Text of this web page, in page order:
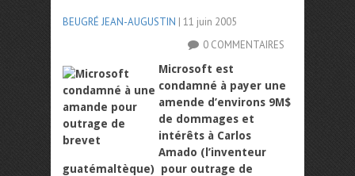
BEUGRÉ JEAN-AUGUSTIN | 11 juin 2005
0 COMMENTAIRES
Microsoft est
condamné à payer une
amende d’environs 9M$
de dommages et
intérêts à Carlos
Amado (l’inventeur
guatémaltèque) pour outrage de